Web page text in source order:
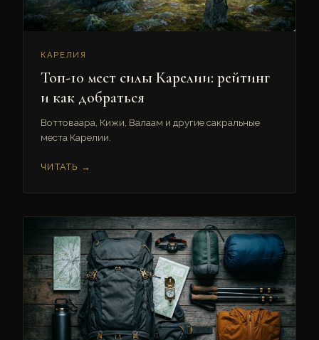
КАРЕЛИЯ
Топ-10 мест силы Карелии: рейтинг
и как добраться
Воттоваара, Кижи, Валаам и другие сакральные
места Карелии.
ЧИТАТЬ →